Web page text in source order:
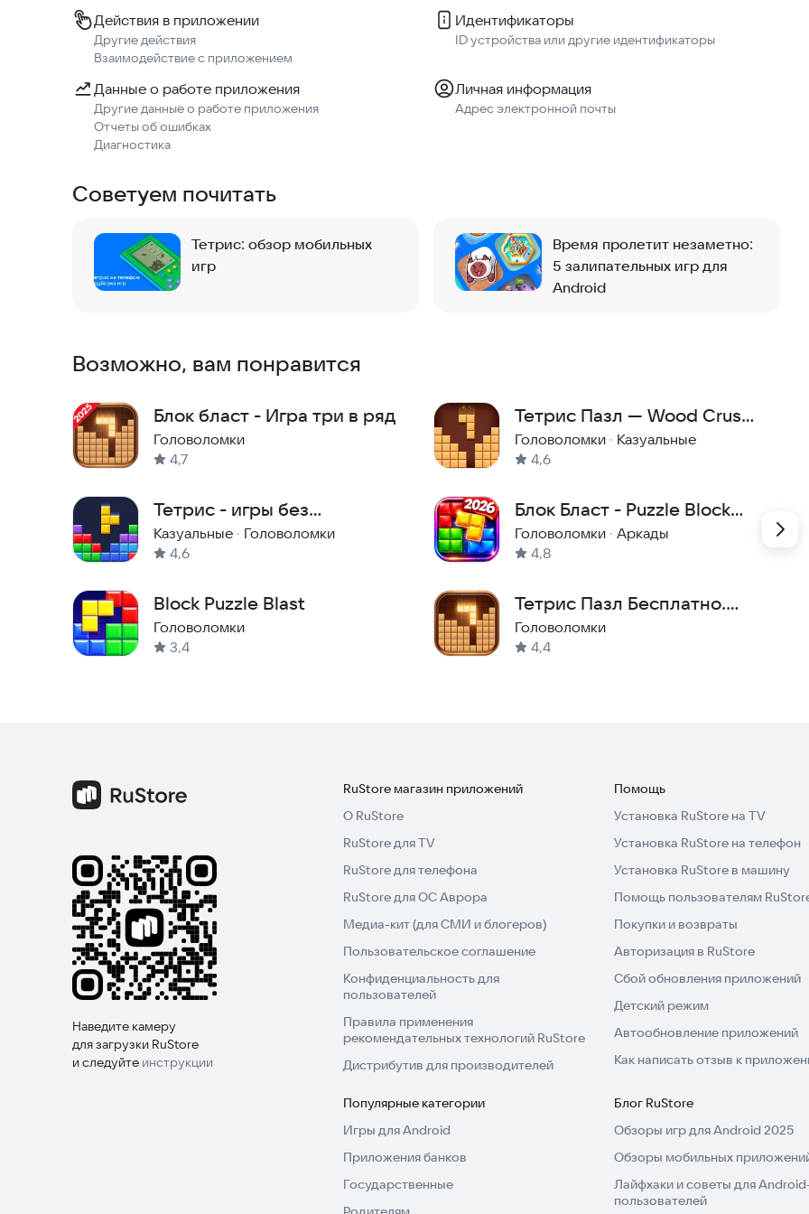
Действия в приложении
Другие действия
Взаимодействие с приложением
Идентификаторы
ID устройства или другие идентификаторы
Данные о работе приложения
Другие данные о работе приложения
Отчеты об ошибках
Диагностика
Личная информация
Адрес электронной почты
Советуем почитать
Тетрис: обзор мобильных
игр
Время пролетит незаметно:
5 залипательных игр для
Android
Возможно, вам понравится
Блок бласт - Игра три в ряд
Головоломки
4,7
Тетрис - игры без
интернета
Казуальные · Головоломки
4,6
Block Puzzle Blast
Головоломки
3,4
Тетрис Пазл — Wood Crush
Puzzle!
Головоломки · Казуальные
4,6
Блок Бласт - Puzzle Block
Blast Тетрис Игра Блоки
Головоломки · Аркады
4,8
Тетрис Пазл Бесплатно.
Wood Block Puzzle Блок
Пазл
Головоломки
4,4
Наведите камеру
для загрузки RuStore
и следуйте инструкции
RuStore магазин приложений
О RuStore
RuStore для TV
RuStore для телефона
RuStore для ОС Аврора
Медиа-кит (для СМИ и блогеров)
Пользовательское соглашение
Конфиденциальность для
пользователей
Правила применения
рекомендательных технологий RuStore
Дистрибутив для производителей
Помощь
Установка RuStore на TV
Установка RuStore на телефон
Установка RuStore в машину
Помощь пользователям
Покупки и возвраты
Авторизация в RuStore
Сбой обновления приложений
Детский режим
Автообновление приложений
Как написать отзыв к
Популярные категории
Игры для Android
Приложения банков
Государственные
Блог RuStore
Обзоры игр для Android 2025
Обзоры мобильных
Лайфхаки и советы для
пользователей